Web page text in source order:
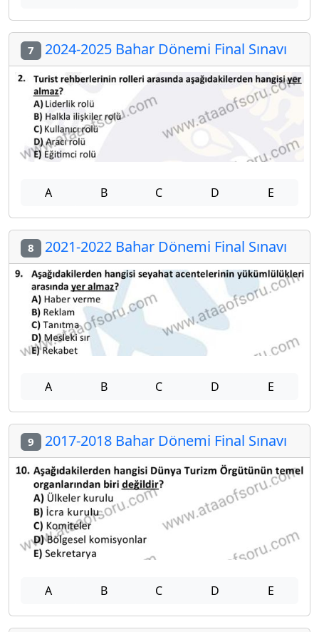
7 2024-2025 Bahar Dönemi Final Sınavı
A B C D E
8 2021-2022 Bahar Dönemi Final Sınavı
A B C D E
9 2017-2018 Bahar Dönemi Final Sınavı
A B C D E